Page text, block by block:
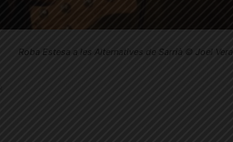
Roba Estesa a les Alternatives de Sarrià © Joel Vera